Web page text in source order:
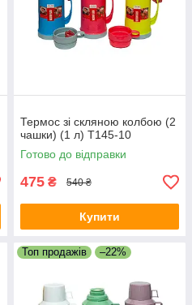
Термос зі скляною колбою (2
чашки) (1 л) T145-10
Готово до відправки
475 ₴ 540 ₴
Купити
Топ продажів –22%